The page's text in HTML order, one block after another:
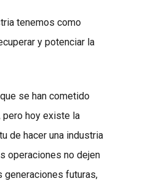
tenemos como
y potenciar la
se han cometido
pero hoy existe la
de hacer una industria
operaciones no dejen
generaciones futuras,